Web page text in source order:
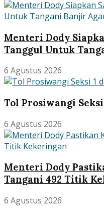
Menteri Dody
Tanggul Untuk
6 Agustus 2026
Tol Prosiwangi
6 Agustus 2026
Menteri Dody
Tangani 492 Titik
6 Agustus 2026